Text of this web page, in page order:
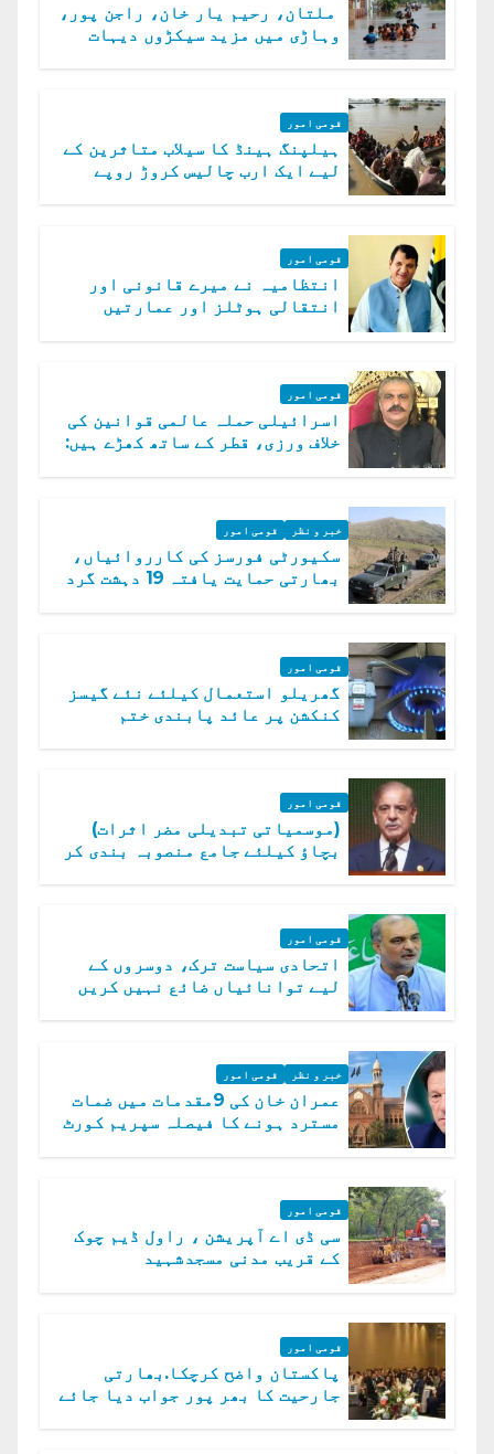
ملتان، رحیم یار خان، راجن پور،
وہاڑی میں مزید سیکڑوں دیہات
قومی امور
ہیلپنگ ہینڈ کا سیلاب متاثرین کے
لیے ایک ارب چالیس کروڑ روپے
قومی امور
انتظامیہ نے میرے قانونی اور
انتقالی ہوٹلز اور عمارتیں
قومی امور
اسرائیلی حملہ عالمی قوانین کی
خلاف ورزی، قطر کے ساتھ کھڑے ہیں:
خبر و نظر قومی امور
سکیورٹی فورسز کی کارروائیاں،
بھارتی حمایت یافتہ 19 دہشت گرد
قومی امور
گھریلو استعمال کیلئے نئے گیسز
کنکشن پر عائد پابندی ختم
قومی امور
(موسمیاتی تبدیلی مضر اثرات)
بچاؤ کیلئے جامع منصوبہ بندی کر
قومی امور
اتحادی سیاست ترک، دوسروں کے
لیے توانائیاں ضائع نہیں کریں
خبر و نظر قومی امور
عمران خان کی 9مقدمات میں ضمات
مسترد ہونے کا فیصلہ سپریم کورٹ
قومی امور
سی ڈی اے آپریشن ، راول ڈیم چوک
کے قریب مدنی مسجدشہید
قومی امور
پاکستان واضح کرچکا.بھارتی
جارحیت کا بھر پور جواب دیا جائے